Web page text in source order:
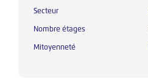
Secteur
Nombre étages
Mitoyenneté